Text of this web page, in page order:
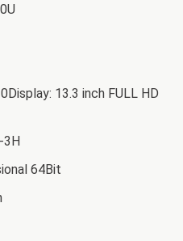
13.3 inch FULL HD
64Bit